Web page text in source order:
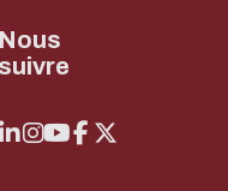
Nous
suivre